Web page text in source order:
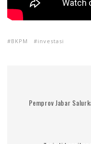
BKPM investasi
Pemprov Jabar